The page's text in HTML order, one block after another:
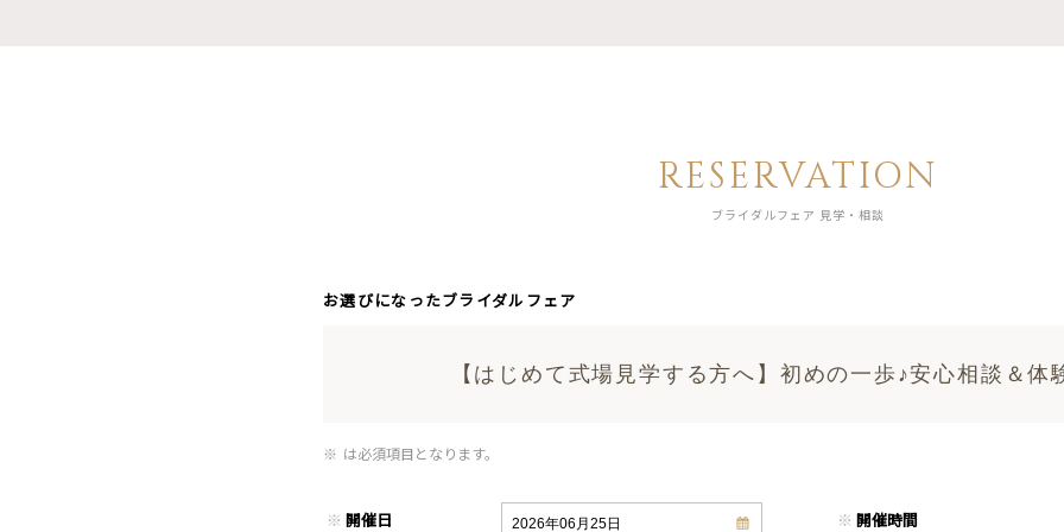
RESERVATION
ブライダルフェア 見学・相談
お選びになったブライダルフェア
【はじめて式場見学する方へ】初めの一歩♪安心相談＆体
※ は必須項目となります。
※ 開催日 ※ 開催時間